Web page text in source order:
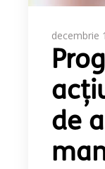
decembrie
de